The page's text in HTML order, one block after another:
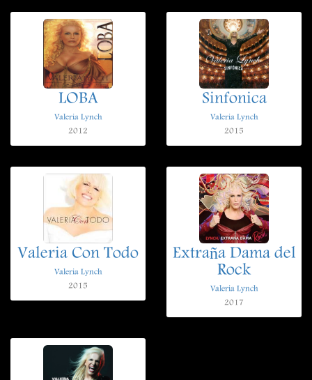
LOBA
Valeria Lynch
2012
Sinfonica
Valeria Lynch
2015
Valeria Con Todo
Valeria Lynch
2015
Extraña Dama del
Rock
Valeria Lynch
2017